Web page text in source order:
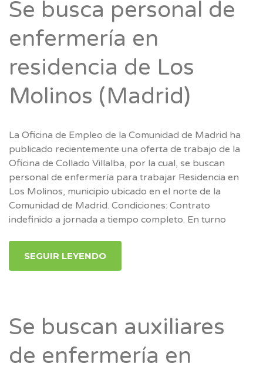
Se busca personal de
enfermería en
residencia de Los
Molinos (Madrid)
La Oficina de Empleo de la Comunidad de Madrid ha
publicado recientemente una oferta de trabajo de la
Oficina de Collado Villalba, por la cual, se buscan
personal de enfermería para trabajar Residencia en
Los Molinos, municipio ubicado en el norte de la
Comunidad de Madrid. Condiciones: Contrato
indefinido a jornada a tiempo completo. En turno
SEGUIR LEYENDO
Se buscan auxiliares
de enfermería en